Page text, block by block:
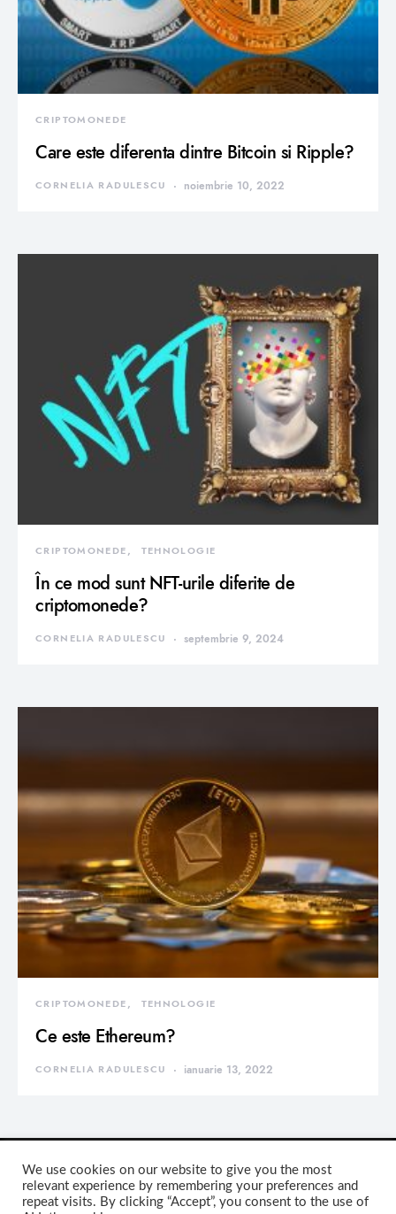
CRIPTOMONEDE
Care este diferenta dintre Bitcoin si Ripple?
CORNELIA RADULESCU noiembrie 10, 2022
CRIPTOMONEDE TEHNOLOGIE
În ce mod sunt NFT-urile diferite de
criptomonede?
CORNELIA RADULESCU septembrie 9, 2024
CRIPTOMONEDE TEHNOLOGIE
Ce este Ethereum?
CORNELIA RADULESCU ianuarie 13, 2022
We use cookies on our website to give you the most
relevant experience by remembering your preferences and
repeat visits. By clicking “Accept”, you consent to the use of